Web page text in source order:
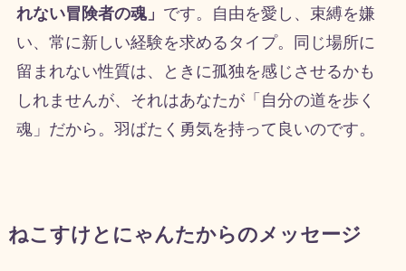
れない冒険者の魂」 です。自由を愛し、束縛を嫌
い、常に新しい経験を求めるタイプ。同じ場所に
留まれない性質は、ときに孤独を感じさせるかも
しれませんが、それはあなたが「自分の道を歩く
魂」だから。羽ばたく勇気を持って良いのです。
ねこすけとにゃんたからのメッセージ